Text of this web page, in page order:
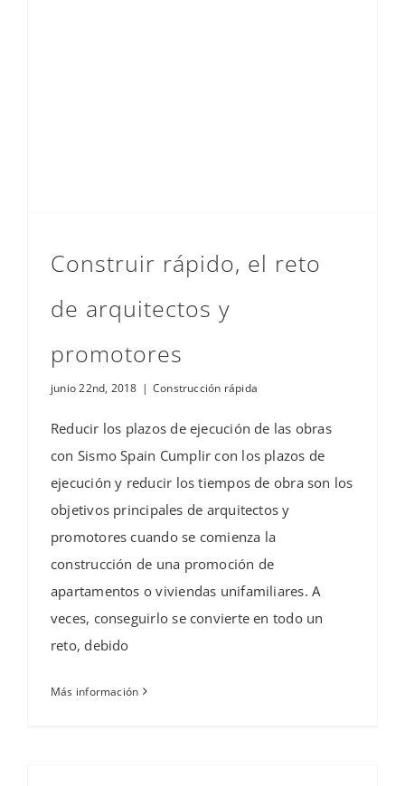
Construir rápido, el reto
de arquitectos y
promotores
junio 22nd, 2018 | Construcción rápida
Reducir los plazos de ejecución de las obras
con Sismo Spain Cumplir con los plazos de
ejecución y reducir los tiempos de obra son los
objetivos principales de arquitectos y
promotores cuando se comienza la
construcción de una promoción de
apartamentos o viviendas unifamiliares. A
veces, conseguirlo se convierte en todo un
reto, debido
Más información